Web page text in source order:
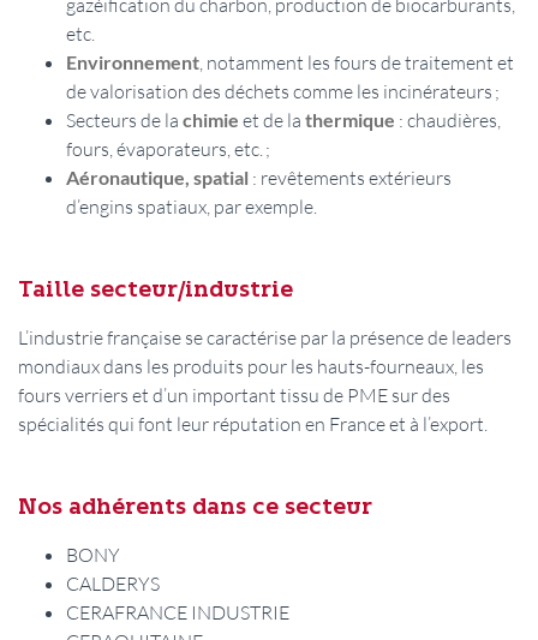
gazéification du charbon, production de biocarburants,
etc.
Environnement, notamment les fours de traitement et
de valorisation des déchets comme les incinérateurs ;
Secteurs de la chimie et de la thermique : chaudières,
fours, évaporateurs, etc. ;
Aéronautique, spatial : revêtements extérieurs
d’engins spatiaux, par exemple.
Taille secteur/industrie
L’industrie française se caractérise par la présence de leaders
mondiaux dans les produits pour les hauts-fourneaux, les
fours verriers et d’un important tissu de PME sur des
spécialités qui font leur réputation en France et à l’export.
Nos adhérents dans ce secteur
BONY
CALDERYS
CERAFRANCE INDUSTRIE